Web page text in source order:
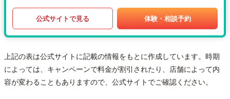
公式サイトで見る 体験・相談予約
上記の表は公式サイトに記載の情報をもとに作成しています。時期
によっては、キャンペーンで料金が割引されたり、店舗によって内
容が変わることもありますので、公式サイトでご確認ください。